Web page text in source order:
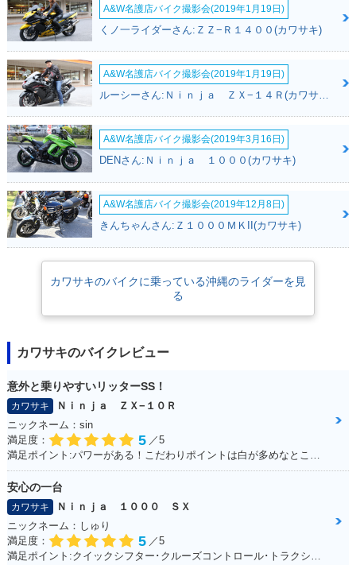
A&W名護店バイク撮影会(2019年1月19日)
くノ一ライダーさん:ＺＺ−Ｒ１４００(カワサキ)
A&W名護店バイク撮影会(2019年1月19日)
A&W名護店バイク撮影会(2019年3月16日)
DENさん:Ｎｉｎｊａ １０００(カワサキ)
A&W名護店バイク撮影会(2019年12月8日)
きんちゃんさん:Ｚ１０００ＭＫII(カワサキ)
カワサキのバイクに乗っている沖縄のライダーを見
る
カワサキのバイクレビュー
意外と乗りやすいリッターSS！
カワサキ
Ｎｉｎｊａ ＺＸ−１０Ｒ
ニックネーム：sin
満足度：
5 ／5
安心の一台
カワサキ
Ｎｉｎｊａ １０００ ＳＸ
ニックネーム：しゅり
満足度：
5 ／5